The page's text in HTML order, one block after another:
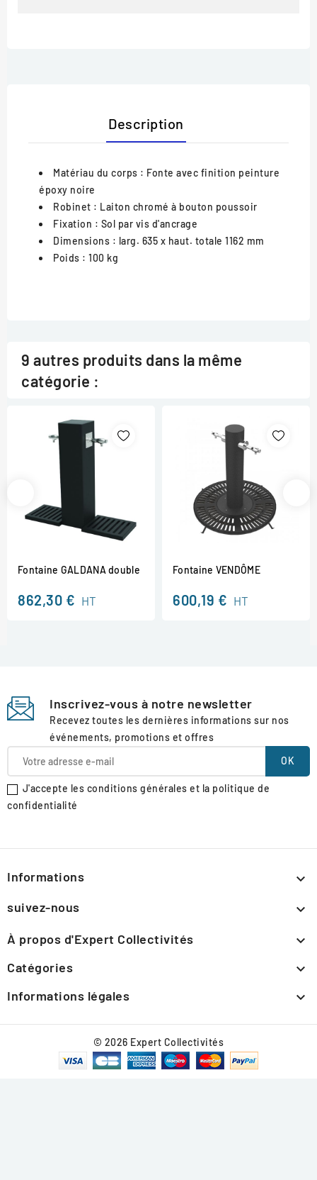
Description
Matériau du corps : Fonte avec finition peinture
époxy noire
Robinet : Laiton chromé à bouton poussoir
Fixation : Sol par vis d'ancrage
Dimensions : larg. 635 x haut. totale 1162 mm
Poids : 100 kg
9 autres produits dans la même
catégorie :
Fontaine GALDANA double
862,30 € HT
Fontaine VENDÔME
600,19 € HT
Inscrivez-vous à notre newsletter
Recevez toutes les dernières informations sur nos
événements, promotions et offres
J'accepte les conditions générales et la politique de
confidentialité
Informations 
suivez-nous 
À propos d'Expert Collectivités 
Catégories 
Informations légales 
© 2026 Expert Collectivités